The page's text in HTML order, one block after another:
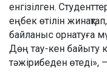
енгізілген.
еңбек өтілін
байланыс орнатуға
Дөң тау-кен байыту
тәжірибеден өтеді»,